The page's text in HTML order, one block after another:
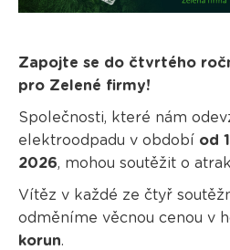
Zapojte se do čtvrtého
pro Zelené firmy!
Společnosti, které nám
elektroodpadu v období od
2026, mohou soutěžit o
Vítěz v každé ze čtyř
odměníme věcnou cenou v
korun.